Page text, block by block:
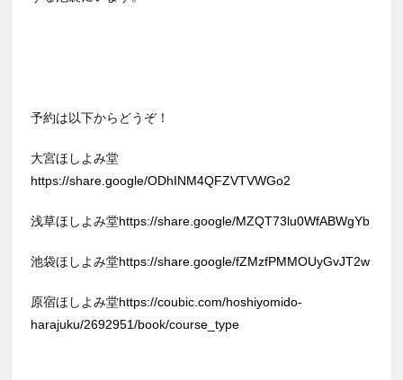
予約は以下からどうぞ！
大宮ほしよみ堂
https://share.google/ODhINM4QFZVTVWGo2
浅草ほしよみ堂https://share.google/MZQT73lu0WfABWgYb
池袋ほしよみ堂https://share.google/fZMzfPMMOUyGvJT2w
原宿ほしよみ堂https://coubic.com/hoshiyomido-
harajuku/2692951/book/course_type